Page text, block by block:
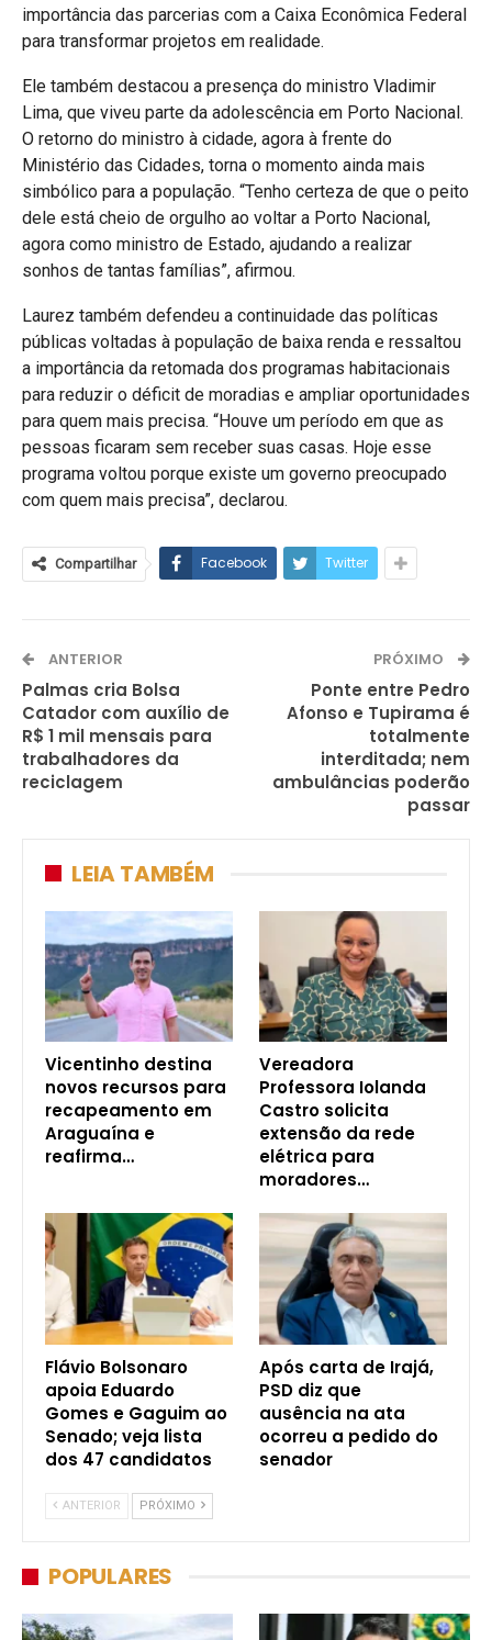
importância das parcerias com a Caixa Econômica Federal
para transformar projetos em realidade.
Ele também destacou a presença do ministro Vladimir
Lima, que viveu parte da adolescência em Porto Nacional.
O retorno do ministro à cidade, agora à frente do
Ministério das Cidades, torna o momento ainda mais
simbólico para a população. “Tenho certeza de que o peito
dele está cheio de orgulho ao voltar a Porto Nacional,
agora como ministro de Estado, ajudando a realizar
sonhos de tantas famílias”, afirmou.
Laurez também defendeu a continuidade das políticas
públicas voltadas à população de baixa renda e ressaltou
a importância da retomada dos programas habitacionais
para reduzir o déficit de moradias e ampliar oportunidades
para quem mais precisa. “Houve um período em que as
pessoas ficaram sem receber suas casas. Hoje esse
programa voltou porque existe um governo preocupado
com quem mais precisa”, declarou.
Compartilhar Facebook Twitter
ANTERIOR
Palmas cria Bolsa
Catador com auxílio de
R$ 1 mil mensais para
trabalhadores da
reciclagem
PRÓXIMO
Ponte entre Pedro
Afonso e Tupirama é
totalmente
interditada; nem
ambulâncias poderão
passar
LEIA TAMBÉM
Vicentinho destina
novos recursos para
recapeamento em
Araguaína e
reafirma…
Vereadora
Professora Iolanda
Castro solicita
extensão da rede
elétrica para
moradores…
Flávio Bolsonaro
apoia Eduardo
Gomes e Gaguim ao
Senado; veja lista
dos 47 candidatos
Após carta de Irajá,
PSD diz que
ausência na ata
ocorreu a pedido do
senador
ANTERIOR PRÓXIMO
POPULARES